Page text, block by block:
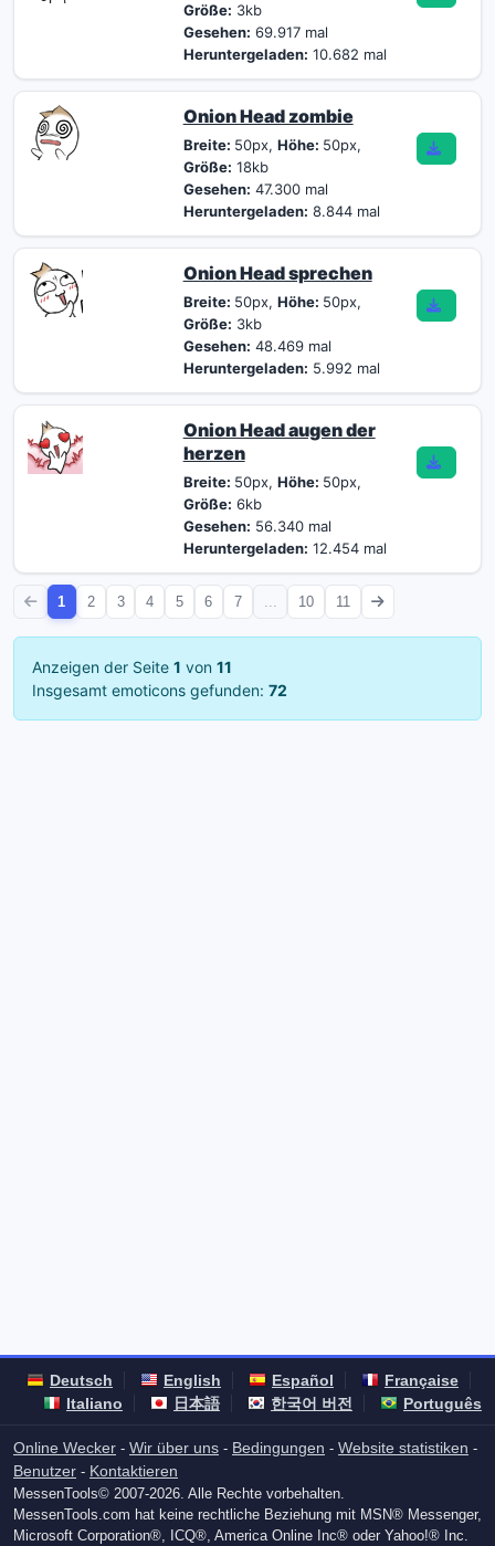
Größe: 3kb
Gesehen: 69.917 mal
Heruntergeladen: 10.682 mal
Onion Head zombie
Breite: 50px, Höhe: 50px,
Größe: 18kb
Gesehen: 47.300 mal
Heruntergeladen: 8.844 mal
Onion Head sprechen
Breite: 50px, Höhe: 50px,
Größe: 3kb
Gesehen: 48.469 mal
Heruntergeladen: 5.992 mal
Onion Head augen der
herzen
Breite: 50px, Höhe: 50px,
Größe: 6kb
Gesehen: 56.340 mal
Heruntergeladen: 12.454 mal
1 2 3 4 5 6 7 10 11
Anzeigen der Seite 1 von 11
Insgesamt emoticons gefunden: 72
Deutsch English Español
Française
Italiano
日本語 한국어 버전 Português
Online Wecker - Wir über uns - Bedingungen - Website statistiken -
Benutzer - Kontaktieren
MessenTools© 2007-2026. Alle Rechte vorbehalten.
MessenTools.com hat keine rechtliche Beziehung mit MSN® Messenger,
Microsoft Corporation®, ICQ®, America Online Inc® oder Yahoo!® Inc.